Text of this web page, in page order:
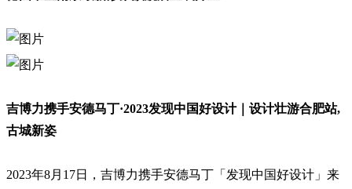
吉博力携手安德马丁·2023发现中国好设计｜设计壮游合肥站,
古城新姿
2023年8月17日，吉博力携手安德马丁「发现中国好设计」来